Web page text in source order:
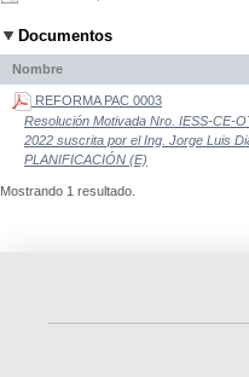
Documentos
Nombre
REFORMA PAC 0003
Resolución Motivada Nro. IESS-CE-
2022 suscrita por el Ing. Jorge Luis
PLANIFICACIÓN (E)
Mostrando 1 resultado.